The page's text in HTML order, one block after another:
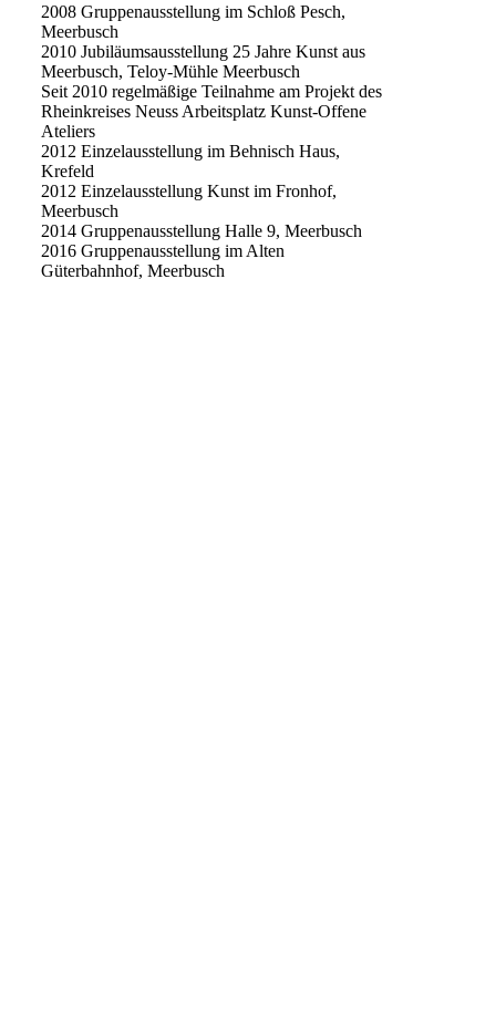
2008 Gruppenausstellung im Schloß Pesch,
Meerbusch
2010 Jubiläumsausstellung 25 Jahre Kunst aus
Meerbusch, Teloy-Mühle Meerbusch
Seit 2010 regelmäßige Teilnahme am Projekt des
Rheinkreises Neuss Arbeitsplatz Kunst-Offene
Ateliers
2012 Einzelausstellung im Behnisch Haus,
Krefeld
2012 Einzelausstellung Kunst im Fronhof,
Meerbusch
2014 Gruppenausstellung Halle 9, Meerbusch
2016 Gruppenausstellung im Alten
Güterbahnhof, Meerbusch